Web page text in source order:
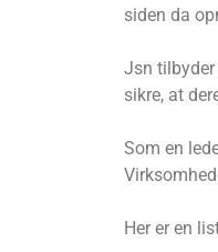
siden da
Jsn
sikre, at
Som en
Her er en